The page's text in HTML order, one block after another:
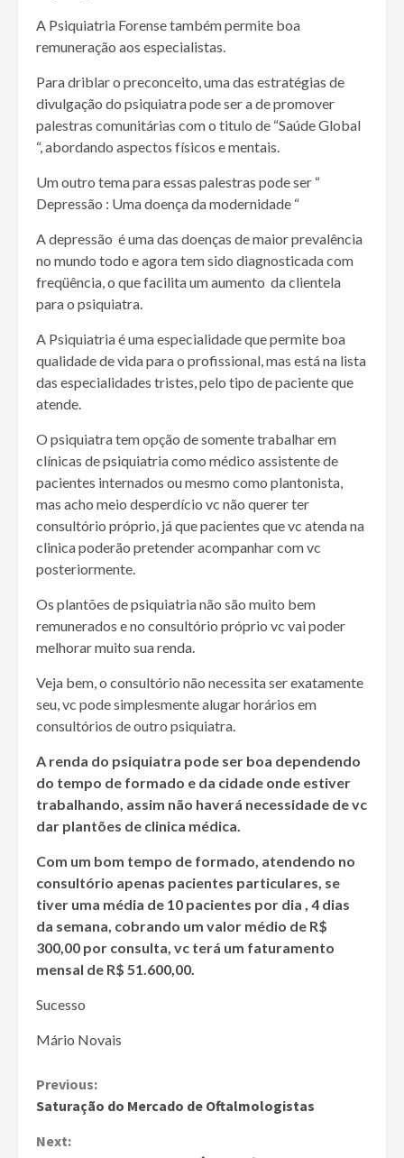
A Psiquiatria Forense também permite boa
remuneração aos especialistas.
Para driblar o preconceito, uma das estratégias de
divulgação do psiquiatra pode ser a de promover
palestras comunitárias com o titulo de “Saúde Global
“, abordando aspectos físicos e mentais.
Um outro tema para essas palestras pode ser “
Depressão : Uma doença da modernidade “
A depressão é uma das doenças de maior prevalência
no mundo todo e agora tem sido diagnosticada com
freqüência, o que facilita um aumento da clientela
para o psiquiatra.
A Psiquiatria é uma especialidade que permite boa
qualidade de vida para o profissional, mas está na lista
das especialidades tristes, pelo tipo de paciente que
atende.
O psiquiatra tem opção de somente trabalhar em
clínicas de psiquiatria como médico assistente de
pacientes internados ou mesmo como plantonista,
mas acho meio desperdício vc não querer ter
consultório próprio, já que pacientes que vc atenda na
clinica poderão pretender acompanhar com vc
posteriormente.
Os plantões de psiquiatria não são muito bem
remunerados e no consultório próprio vc vai poder
melhorar muito sua renda.
Veja bem, o consultório não necessita ser exatamente
seu, vc pode simplesmente alugar horários em
consultórios de outro psiquiatra.
A renda do psiquiatra pode ser boa dependendo
do tempo de formado e da cidade onde estiver
trabalhando, assim não haverá necessidade de vc
dar plantões de clinica médica.
Com um bom tempo de formado, atendendo no
consultório apenas pacientes particulares, se
tiver uma média de 10 pacientes por dia , 4 dias
da semana, cobrando um valor médio de R$
300,00 por consulta, vc terá um faturamento
mensal de R$ 51.600,00.
Sucesso
Mário Novais
Continue
Reading
Previous:
Saturação do Mercado de Oftalmologistas
Next: